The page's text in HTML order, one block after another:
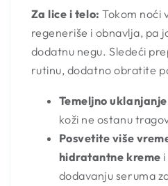
Za lice i telo: Tokom noći
regeneriše i obnavlja, pa
dodatnu negu. Sledeći
rutinu, dodatno obratite
Temeljno
koži ne ostanu
Posvetite više
hidratantne kreme
dodavanju seruma